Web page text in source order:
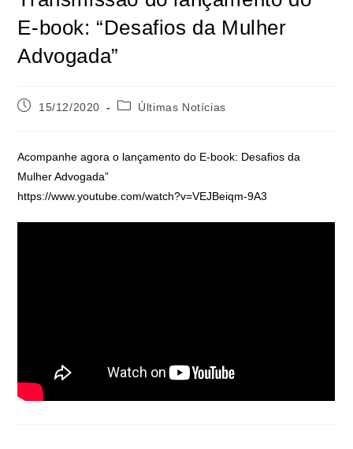
E-book: “Desafios da Mulher
Advogada”
15/12/2020 Últimas Notícias
Acompanhe agora o lançamento do E-book: Desafios da
Mulher Advogada”
https://www.youtube.com/watch?v=VEJBeiqm-9A3